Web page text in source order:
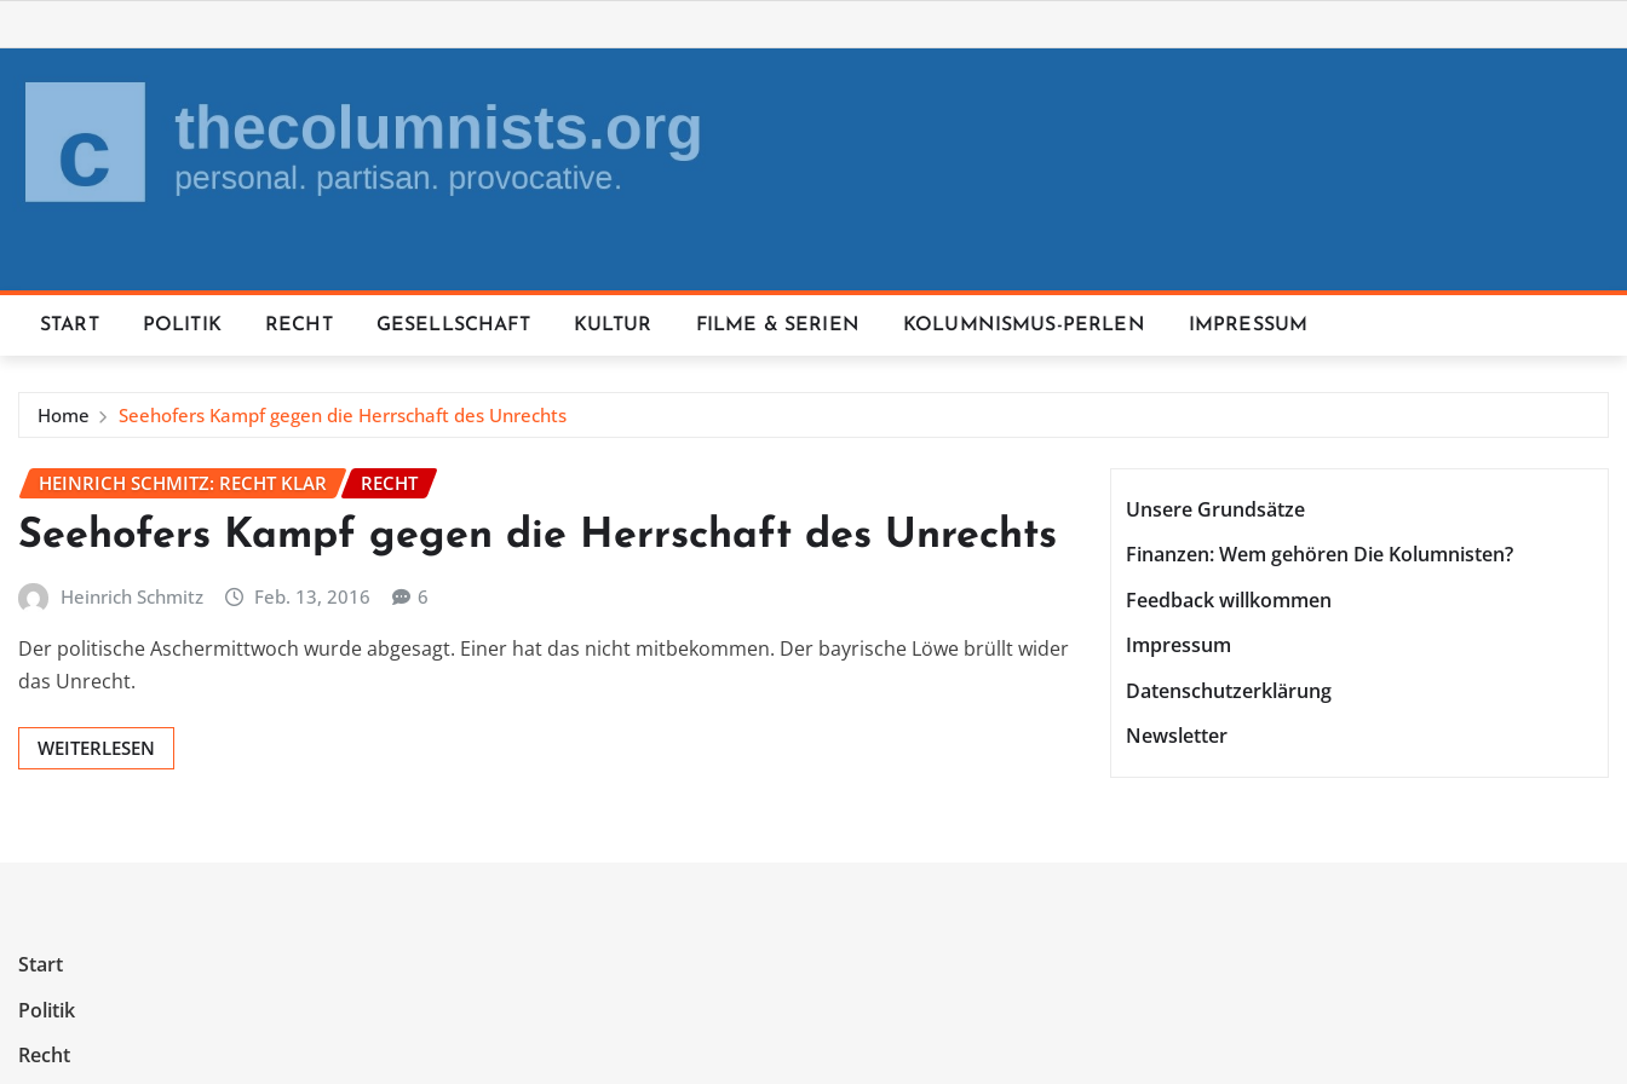
to
content
START POLITIK RECHT GESELLSCHAFT KULTUR FILME & SERIEN KOLUMNISMUS-PERLEN IMPRESSUM
Home Seehofers Kampf gegen die Herrschaft des Unrechts
HEINRICH SCHMITZ: RECHT KLAR RECHT
Seehofers Kampf gegen die Herrschaft des Unrechts
Heinrich Schmitz Feb. 13, 2016 6
Der politische Aschermittwoch wurde abgesagt. Einer hat das nicht mitbekommen. Der bayrische Löwe brüllt wider
das Unrecht.
WEITERLESEN
Unsere Grundsätze
Finanzen: Wem gehören Die Kolumnisten?
Feedback willkommen
Impressum
Datenschutzerklärung
Newsletter
Start
Politik
Recht